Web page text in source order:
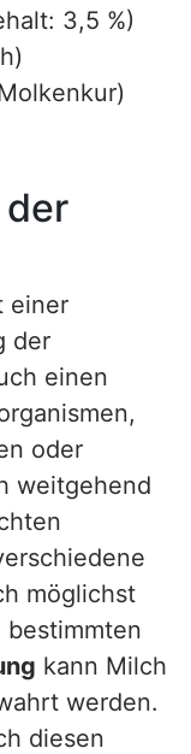
3,5 %)
einer
der
einen
oder
weitgehend
möglichst
bestimmten
kann Milch
werden.
diesen